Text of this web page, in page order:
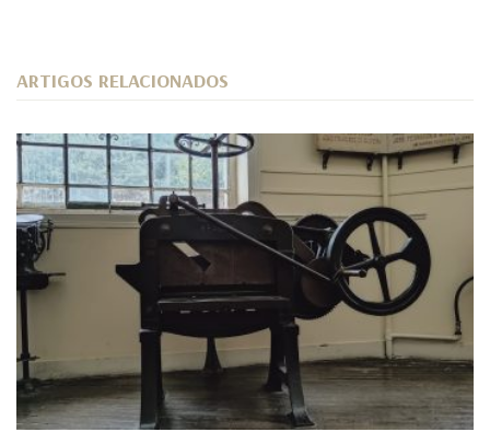
ARTIGOS RELACIONADOS